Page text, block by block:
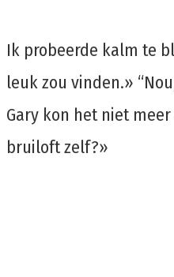
Ik probeerde kalm te
leuk zou vinden.»
Gary kon het niet
bruiloft zelf?»